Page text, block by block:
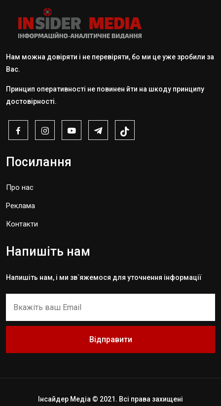
Нам можна довіряти і не перевіряти, бо ми це уже зробили за
Вас.
Принцип оперативності не повинен йти на шкоду принципу
достовірності.
Посилання
Про нас
Реклама
Контакти
Напишіть нам
Напишіть нам, і ми зв`яжемося для уточнення інформації
Відправити
Інсайдер Медіа © 2021. Всі права захищені